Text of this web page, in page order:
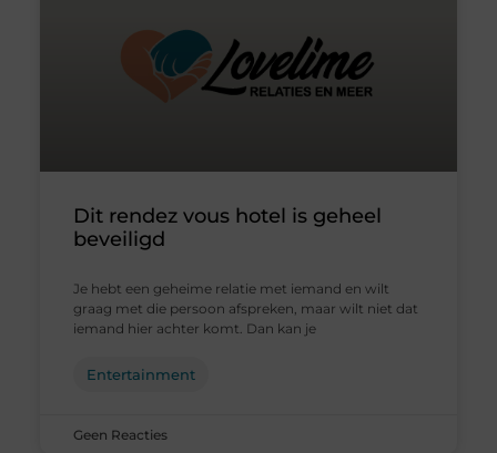
Dit rendez vous hotel is geheel
beveiligd
Je hebt een geheime relatie met iemand en wilt
graag met die persoon afspreken, maar wilt niet dat
iemand hier achter komt. Dan kan je
Entertainment
Geen Reacties